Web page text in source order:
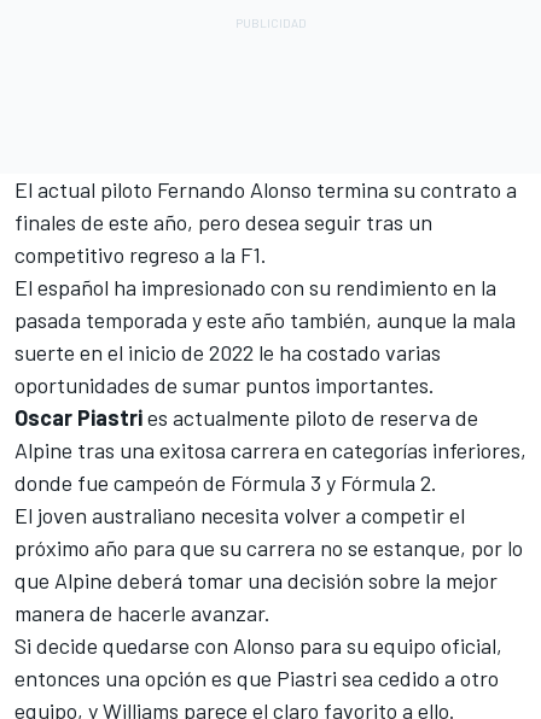
El actual piloto Fernando Alonso termina su contrato a
finales de este año, pero desea seguir tras un
competitivo regreso a la F1.
El español ha impresionado con su rendimiento en la
pasada temporada y este año también, aunque la mala
suerte en el inicio de 2022 le ha costado varias
oportunidades de sumar puntos importantes.
Oscar Piastries actualmente piloto de reserva de
Alpine tras una exitosa carrera en categorías inferiores,
donde fue campeón de Fórmula 3 y Fórmula 2.
El joven australiano necesita volver a competir el
próximo año para que su carrera no se estanque, por lo
que Alpine deberá tomar una decisión sobre la mejor
manera de hacerle avanzar.
Si decide quedarse con Alonso para su equipo oficial,
entonces una opción es que Piastri sea cedido a otro
equipo, yWilliams parece el claro favorito a ello.